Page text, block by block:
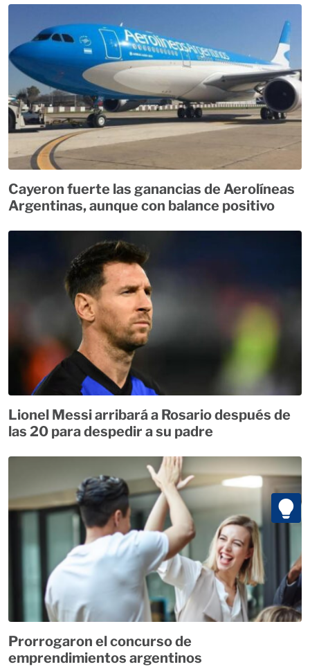
Cayeron fuerte las ganancias de Aerolíneas
Argentinas, aunque con balance positivo
Lionel Messi arribará a Rosario después de
las 20 para despedir a su padre
Prorrogaron el concurso de
emprendimientos argentinos